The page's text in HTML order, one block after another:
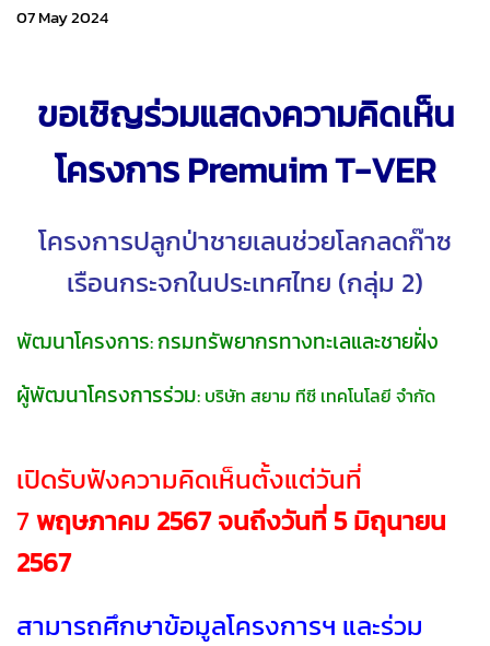
07 May 2024
ขอเชิญร่วมแสดงความคิดเห็น
โครงการ Premuim T-VER
โครงการปลูกป่าชายเลนช่วยโลกลดก๊าซ
เรือนกระจกในประเทศไทย (กลุ่ม 2)
พัฒนาโครงการ: กรมทรัพยากรทางทะเลและชายฝั่ง
ผู้พัฒนาโครงการร่วม: บริษัท สยาม ทีซี เทคโนโลยี จำกัด
เปิดรับฟังความคิดเห็นตั้งแต่วันที่
7พฤษภาคม 2567จนถึงวันที่ 5 มิถุนายน
2567
สามารถศึกษาข้อมูลโครงการฯ และร่วม